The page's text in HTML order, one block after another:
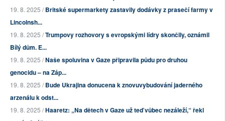
19. 8. 2025 /Britské supermarkety zastavily dodávky z prasečí farmy v
Lincolnsh...
19. 8. 2025 /Trumpovy rozhovory s evropskými lídry skončily, oznámil
Bílý dům. E...
19. 8. 2025 /Naše spoluvina v Gaze připravila půdu pro druhou
genocidu – na Záp...
19. 8. 2025 /Bude Ukrajina donucena k znovuvybudování jaderného
arzenálu k odst...
19. 8. 2025 /Haaretz: „Na dětech v Gaze už teď vůbec nezáleží,“ řekl